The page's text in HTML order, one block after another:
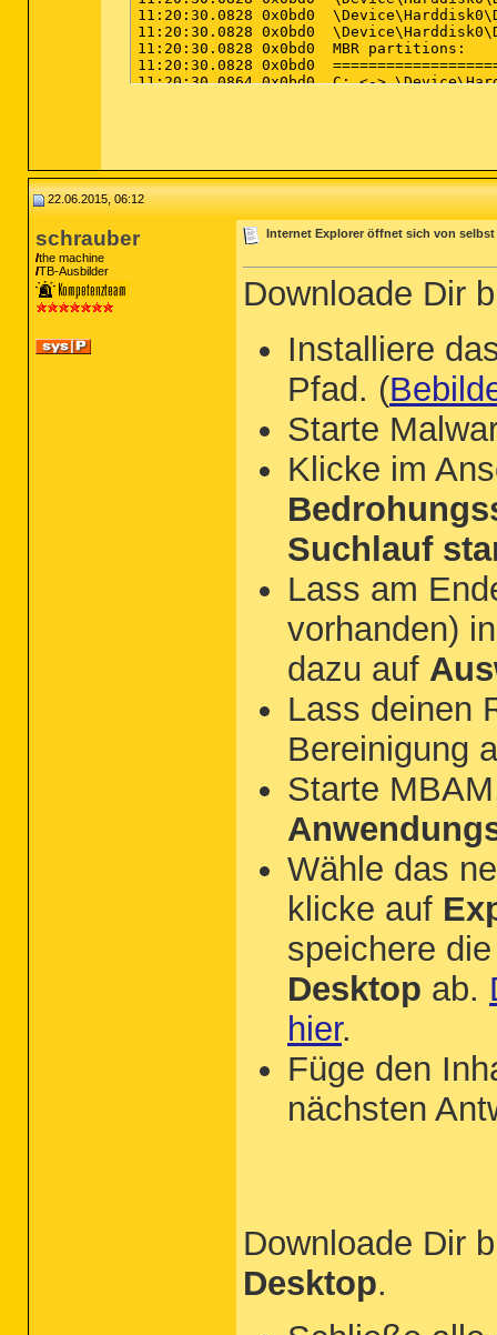
22.06.2015, 06:12
schrauber
the machine
TB-Ausbilder
Internet Explorer öffnet sich von selbst
Downloade Dir
Installiere
Pfad. (
Starte
Klicke im
Suchlauf
Lass am
vorhanden)
dazu auf
Lass deinen
Bereinigung
Starte
Wähle das
klicke auf
speichere
Desktop ab.
hier.
Füge den
nächsten
Downloade Dir
Desktop.